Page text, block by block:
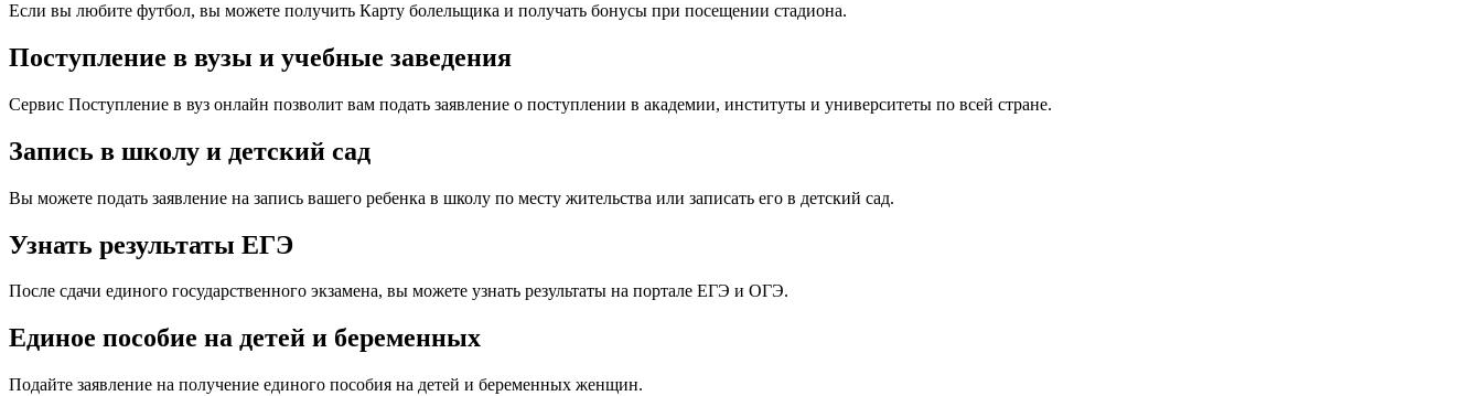
Если вы любите футбол, вы можете получить Карту болельщика и получать бонусы при посещении стадиона.
Поступление в вузы и учебные заведения
Сервис Поступление в вуз онлайн позволит вам подать заявление о поступлении в академии, институты и университеты по всей стране.
Запись в школу и детский сад
Вы можете подать заявление на запись вашего ребенка в школу по месту жительства или записать его в детский сад.
Узнать результаты ЕГЭ
После сдачи единого государственного экзамена, вы можете узнать результаты на портале ЕГЭ и ОГЭ.
Единое пособие на детей и беременных
Подайте заявление на получение единого пособия на детей и беременных женщин.